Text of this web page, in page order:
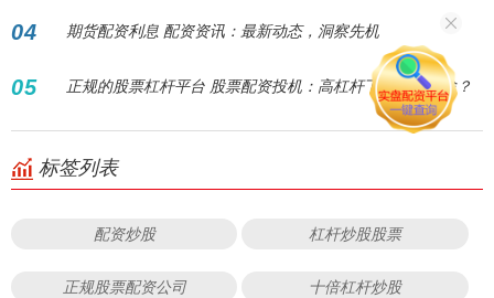
04 期货配资利息 配资资讯：最新动态，洞察先机
05 正规的股票杠杆平台 股票配资投机：高杠杆下的财富险途？
标签列表
配资炒股 杠杆炒股股票
正规股票配资公司 十倍杠杆炒股